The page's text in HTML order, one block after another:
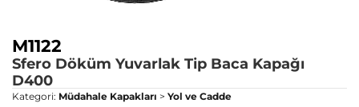
M1122
Sfero Döküm Yuvarlak Tip Baca Kapağı
D400
Kategori: Müdahale Kapakları > Yol ve Cadde